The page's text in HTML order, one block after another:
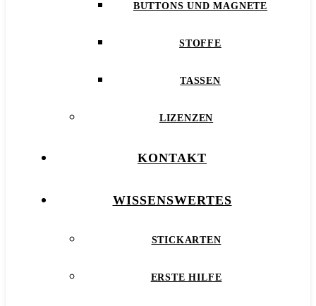
BUTTONS UND MAGNETE
STOFFE
TASSEN
LIZENZEN
KONTAKT
WISSENSWERTES
STICKARTEN
ERSTE HILFE